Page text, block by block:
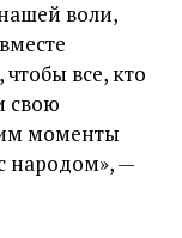
воли,
все, кто
свою
моменты
народом», —